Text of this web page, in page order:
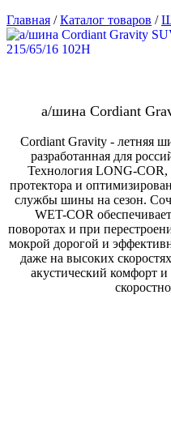
Главная /Каталог товаров /
а/шина Cordiant
Cordiant Gravity - летняя
разработанная для
Технология LONG-COR,
протектора и
службы шины на сезон.
WET-COR
поворотах и при
мокрой дорогой и
даже на высоких
акустический комфорт и